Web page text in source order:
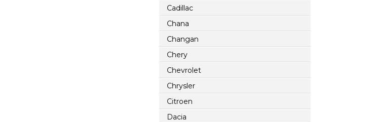
Cadillac
Chana
Changan
Chery
Chevrolet
Chrysler
Citroen
Dacia